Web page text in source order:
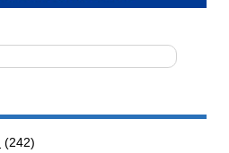
(242)